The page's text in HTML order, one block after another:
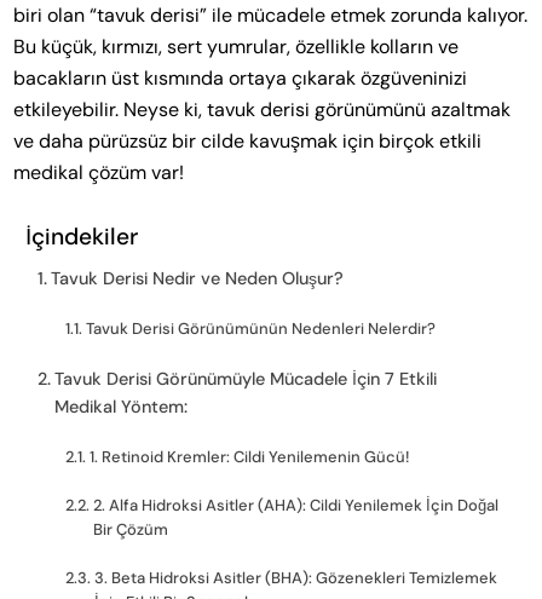
biri olan “tavuk derisi” ile mücadele etmek zorunda kalıyor.
Bu küçük, kırmızı, sert yumrular, özellikle kolların ve
bacakların üst kısmında ortaya çıkarak özgüveninizi
etkileyebilir. Neyse ki, tavuk derisi görünümünü azaltmak
ve daha pürüzsüz bir cilde kavuşmak için birçok etkili
medikal çözüm var!
İçindekiler
Tavuk Derisi Nedir ve Neden Oluşur?
Tavuk Derisi Görünümünün Nedenleri Nelerdir?
Tavuk Derisi Görünümüyle Mücadele İçin 7 Etkili
Medikal Yöntem:
1. Retinoid Kremler: Cildi Yenilemenin Gücü!
2. Alfa Hidroksi Asitler (AHA): Cildi Yenilemek İçin Doğal
Bir Çözüm
3. Beta Hidroksi Asitler (BHA): Gözenekleri Temizlemek